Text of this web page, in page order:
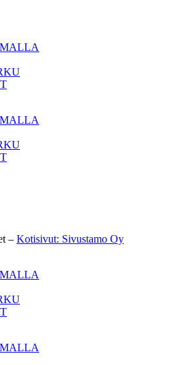
– Kotisivut: Sivustamo Oy